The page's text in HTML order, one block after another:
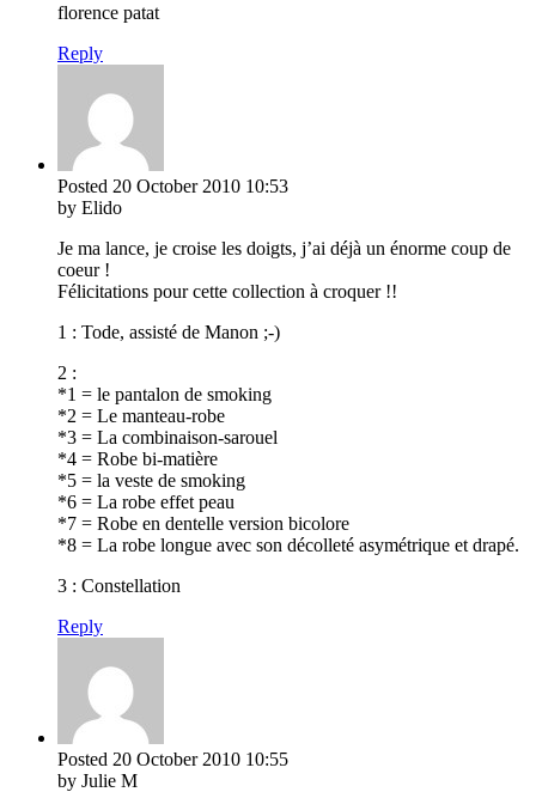
florence patat
Reply
Posted 20 October 2010 10:53
by Elido
Je ma lance, je croise les doigts, j’ai déjà un énorme coup de
coeur !
Félicitations pour cette collection à croquer !!
1 : Tode, assisté de Manon ;-)
2 :
*1 = le pantalon de smoking
*2 = Le manteau-robe
*3 = La combinaison-sarouel
*4 = Robe bi-matière
*5 = la veste de smoking
*6 = La robe effet peau
*7 = Robe en dentelle version bicolore
*8 = La robe longue avec son décolleté asymétrique et drapé.
3 : Constellation
Reply
Posted 20 October 2010 10:55
by Julie M